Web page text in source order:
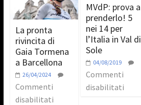
La pronta
rivincita di
Gaia Tormena
a Barcellona
26/04/2024
Commenti
disabilitati
MVdP: prova a
prenderlo! 5
nei 14 per
l’Italia in Val di
Sole
04/08/2019
Commenti
disabilitati